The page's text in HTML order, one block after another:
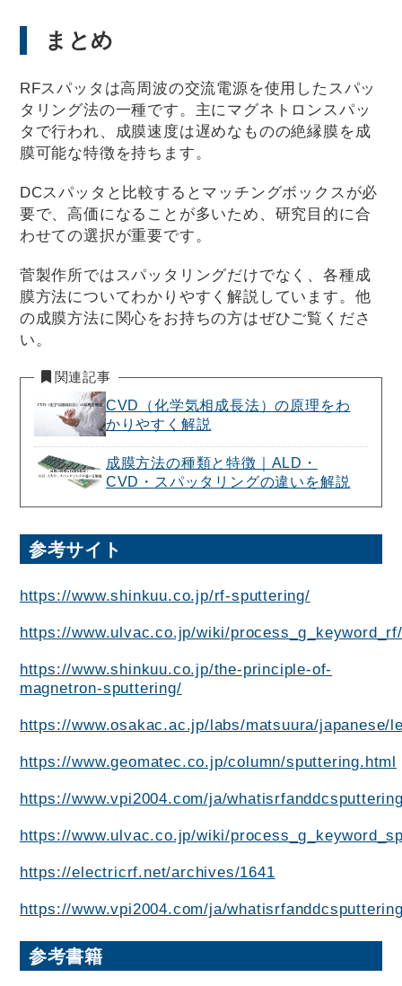
まとめ
RFスパッタは高周波の交流電源を使用したスパッ
タリング法の一種です。主にマグネトロンスパッ
タで行われ、成膜速度は遅めなものの絶縁膜を成
膜可能な特徴を持ちます。
DCスパッタと比較するとマッチングボックスが必
要で、高価になることが多いため、研究目的に合
わせての選択が重要です。
菅製作所ではスパッタリングだけでなく、各種成
膜方法についてわかりやすく解説しています。他
の成膜方法に関心をお持ちの方はぜひご覧くださ
い。
関連記事
CVD（化学気相成長法）の原理をわ
かりやすく解説
成膜方法の種類と特徴｜ALD・
CVD・スパッタリングの違いを解説
参考サイト
https://www.shinkuu.co.jp/rf-sputtering/
https://www.ulvac.co.jp/wiki/process_g_keyword_rf/
https://www.shinkuu.co.jp/the-principle-of-
magnetron-sputtering/
https://www.osakac.ac.jp/labs/matsuura/japanese/
https://www.geomatec.co.jp/column/sputtering.html
https://www.vpi2004.com/ja/
https://www.ulvac.co.jp/wiki/
https://electricrf.net/archives/1641
https://www.vpi2004.com/ja/
参考書籍